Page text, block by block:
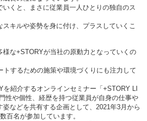
くと、まさに従業員一人ひとりの独自のス
キルや姿勢を身に付け、プラスしていくこ
な+STORYが当社の原動力となっていくの
トするための施策や環境づくりにも注力して
紹介するオンラインセミナー「+STORY LI
性や個性、経歴を持つ従業員が自身の仕事や
姿などを共有する企画として、2021年3月から
百名が参加しています。